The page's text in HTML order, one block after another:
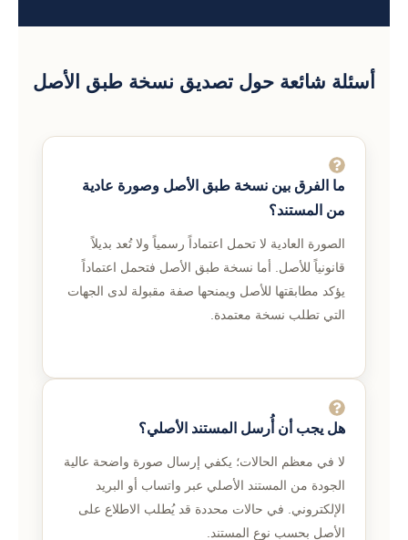
أسئلة شائعة حول تصديق نسخة طبق الأصل
ما الفرق بين نسخة طبق الأصل وصورة عادية
من المستند؟
الصورة العادية لا تحمل اعتماداً رسمياً ولا تُعد بديلاً
قانونياً للأصل. أما نسخة طبق الأصل فتحمل اعتماداً
يؤكد مطابقتها للأصل ويمنحها صفة مقبولة لدى الجهات
التي تطلب نسخة معتمدة.
هل يجب أن أُرسل المستند الأصلي؟
لا في معظم الحالات؛ يكفي إرسال صورة واضحة عالية
الجودة من المستند الأصلي عبر واتساب أو البريد
الإلكتروني. في حالات محددة قد يُطلب الاطلاع على
الأصل بحسب نوع المستند.